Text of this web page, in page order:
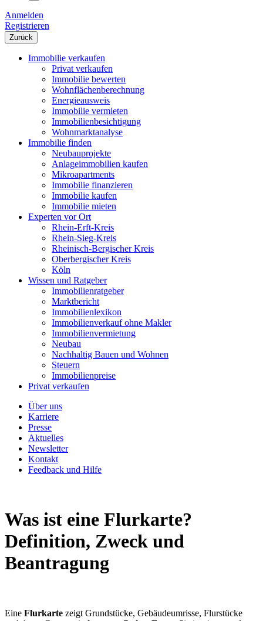
Anmelden
Registrieren
Zurück
Immobilie verkaufen
Privat verkaufen
Immobilie bewerten
Wohnflächenberechnung
Energieausweis
Immobilie vermieten
Immobilienbesichtigung
Wohnmarktanalyse
Immobilie finden
Neubauprojekte
Anlageimmobilien kaufen
Mikroapartments
Immobilie finanzieren
Immobilie kaufen
Immobilie mieten
Experten vor Ort
Rhein-Erft-Kreis
Rhein-Sieg-Kreis
Rheinisch-Bergischer Kreis
Oberbergischer Kreis
Köln
Wissen und Ratgeber
Immobilienratgeber
Marktbericht
Immobilienlexikon
Immobilienverkauf ohne Makler
Immobilienvermietung
Neubau
Nachhaltig Bauen und Wohnen
Steuern
Immobilienpreise
Privat verkaufen
Über uns
Karriere
Presse
Aktuelles
Newsletter
Kontakt
Feedback und Hilfe
Was ist eine Flurkarte?
Definition, Zweck und
Beantragung
Eine Flurkarte zeigt Grundstücke, Gebäudeumrisse, Flurstücke